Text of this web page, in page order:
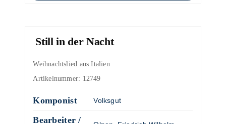
Still in der Nacht
Weihnachtslied aus Italien
Artikelnummer: 12749
Komponist Volksgut
Bearbeiter /